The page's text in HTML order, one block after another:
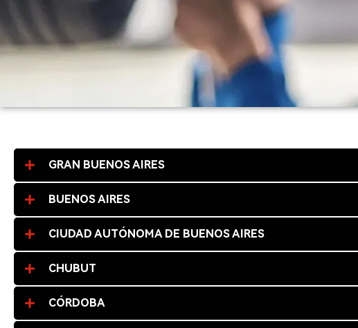
GRAN BUENOS AIRES
BUENOS AIRES
CIUDAD AUTÓNOMA DE BUENOS AIRES
CHUBUT
CÓRDOBA